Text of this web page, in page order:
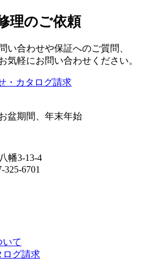
理のご依頼
い合わせや保証へのご質問、
気軽にお問い合わせください。
・カタログ請求
盆期間、年末年始
幡3-13-4
6701
いて
ログ請求